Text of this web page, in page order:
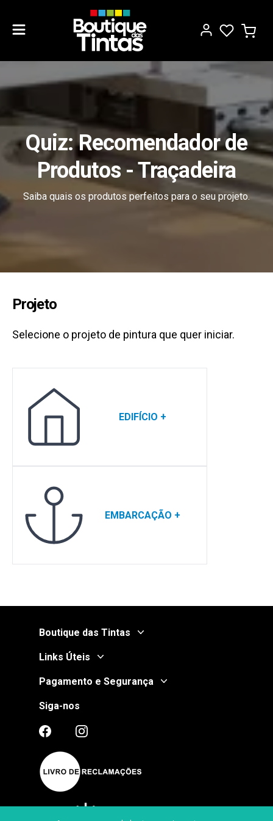
Quiz: Recomendador de
Produtos - Traçadeira
Saiba quais os produtos perfeitos para o seu projeto.
Projeto
Selecione o projeto de pintura que quer iniciar.
EDIFÍCIO +
EMBARCAÇÃO +
Boutique das Tintas
Links Úteis
Pagamento e Segurança
Siga-nos